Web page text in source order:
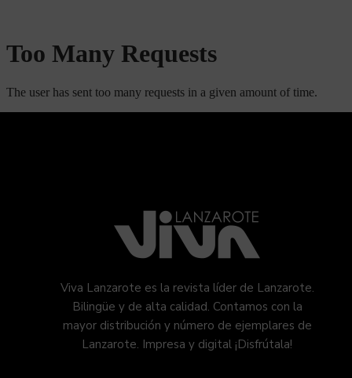
Viva Lanzarote es la revista líder de Lanzarote.
Bilingüe y de alta calidad. Contamos con la
mayor distribución y número de ejemplares de
Lanzarote. Impresa y digital ¡Disfrútala!